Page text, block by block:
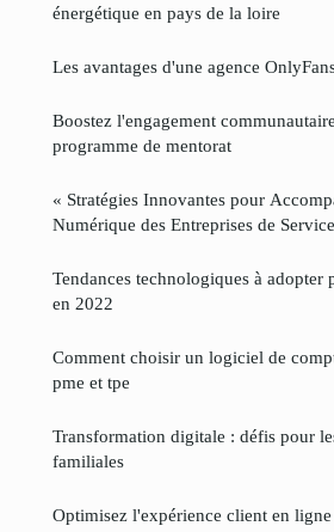
énergétique en pays de la loire
Les avantages d'une agence
Boostez l'engagement
programme de mentorat
« Stratégies Innovantes pour
Numérique des Entreprises de
Tendances technologiques à adopter
en 2022
Comment choisir un logiciel de
pme et tpe
Transformation digitale : défis pour
familiales
Optimisez l'expérience client en